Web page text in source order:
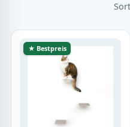
★ Bestpreis